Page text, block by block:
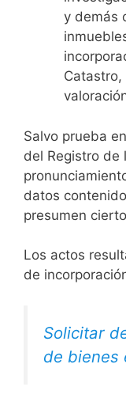
y demás
Salvo prueba
del Registro de
datos
presumen
Los actos
de
Solicitar
de bienes